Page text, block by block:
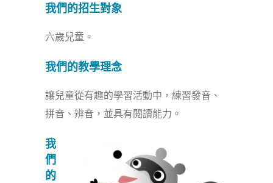
我們的招生對象
六歲兒童。
我們的教學理念
讓兒童從有趣的學習活動中，練習發音、
拼音、辨音，並具有閱讀能力。
我
們
的